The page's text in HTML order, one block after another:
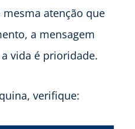
atenção que
a mensagem
vida é prioridade.
verifique: